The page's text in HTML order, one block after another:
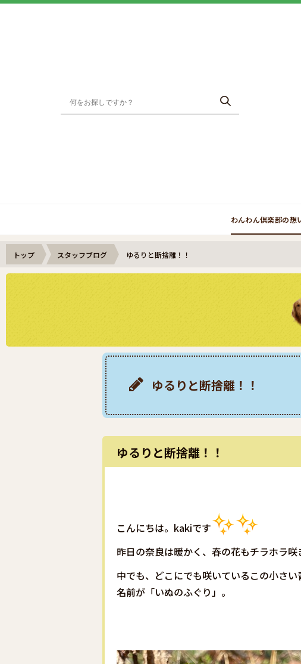
わんわん倶楽部の想
トップ スタッフブログ ゆるりと断捨離！！
ゆるりと断捨離！！
ゆるりと断捨離！！
こんにちは。kakiです
昨日の奈良は暖かく、春の花もチラホラ
中でも、どこにでも咲いているこの小さい
名前が「いぬのふぐり」。